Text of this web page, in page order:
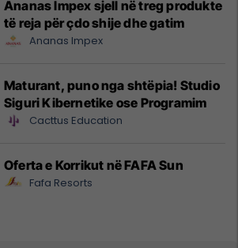
Ananas Impex sjell në treg produkte
të reja për çdo shije dhe gatim
Ananas Impex
Maturant, puno nga shtëpia! Studio
Siguri Kibernetike ose Programim
Cacttus Education
Oferta e Korrikut në FAFA Sun
Fafa Resorts